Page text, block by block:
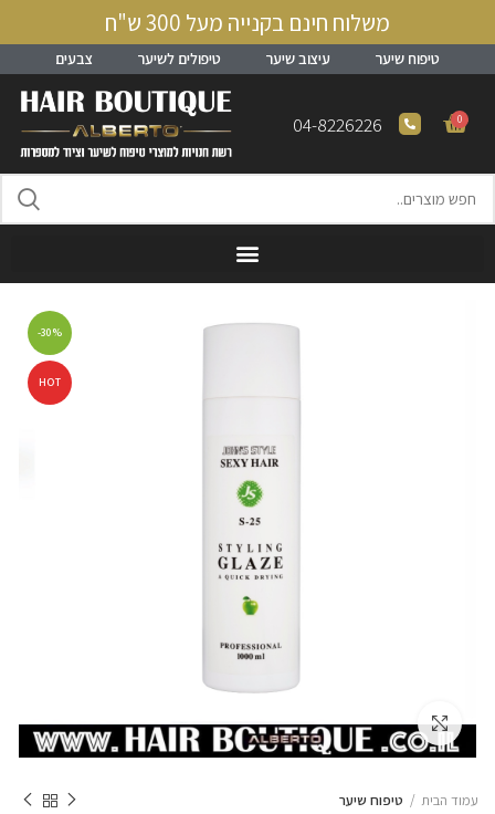
משלוח חינם בקנייה מעל 300 ש"ח
טיפוח שיער עיצוב שיער טיפולים לשיער צבעים
0
04-8226226
-30%
HOT
Click to enlarge
עמוד הבית טיפוח שיער